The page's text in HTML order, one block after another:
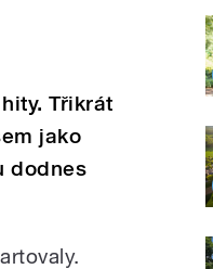
Třikrát
jako
dodnes